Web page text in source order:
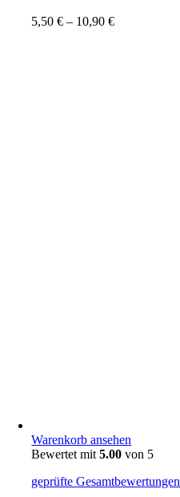
5,50€ – 10,90€
Warenkorb ansehen
Bewertet mit5.00 von 5
geprüfte Gesamtbewertungen